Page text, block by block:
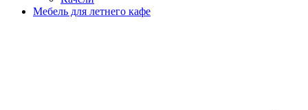
Мебель для летнего кафе